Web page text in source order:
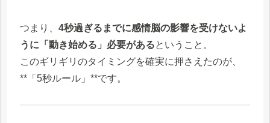
つまり、 4秒過ぎるまでに感情脳の影響を受けないよ
うに「動き始める」必要があるということ。
このギリギリのタイミングを確実に押さえたのが、
**「5秒ルール」**です。